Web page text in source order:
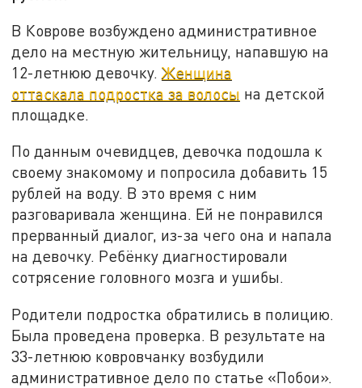
В Коврове возбуждено административное
дело на местную жительницу, напавшую на
12-летнюю девочку.Женщина
оттаскала подростка за волосы на детской
площадке.
По данным очевидцев, девочка подошла к
своему знакомому и попросила добавить 15
рублей на воду. В это время с ним
разговаривала женщина. Ей не понравился
прерванный диалог, из-за чего она и напала
на девочку. Ребёнку диагностировали
сотрясение головного мозга и ушибы.
Родители подростка обратились в полицию.
Была проведена проверка. В результате на
33-летнюю ковровчанку возбудили
административное дело по статье «Побои».